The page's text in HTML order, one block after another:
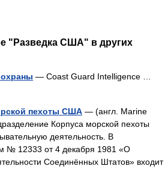
"Разведка США" в других
охраны — Coast Guard Intelligence …
пехоты США — (англ. Marine
Корпуса морской пехоты
деятельность. В
№ 12333 от 4 декабря 1981 «О
Соединённых Штатов» входит